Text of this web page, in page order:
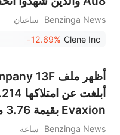
Benzinga News
ساعتان
Clene Inc
-12.69%
Evaxion بقيمة 3.76 مليون دولار.
Benzinga News
ساعة